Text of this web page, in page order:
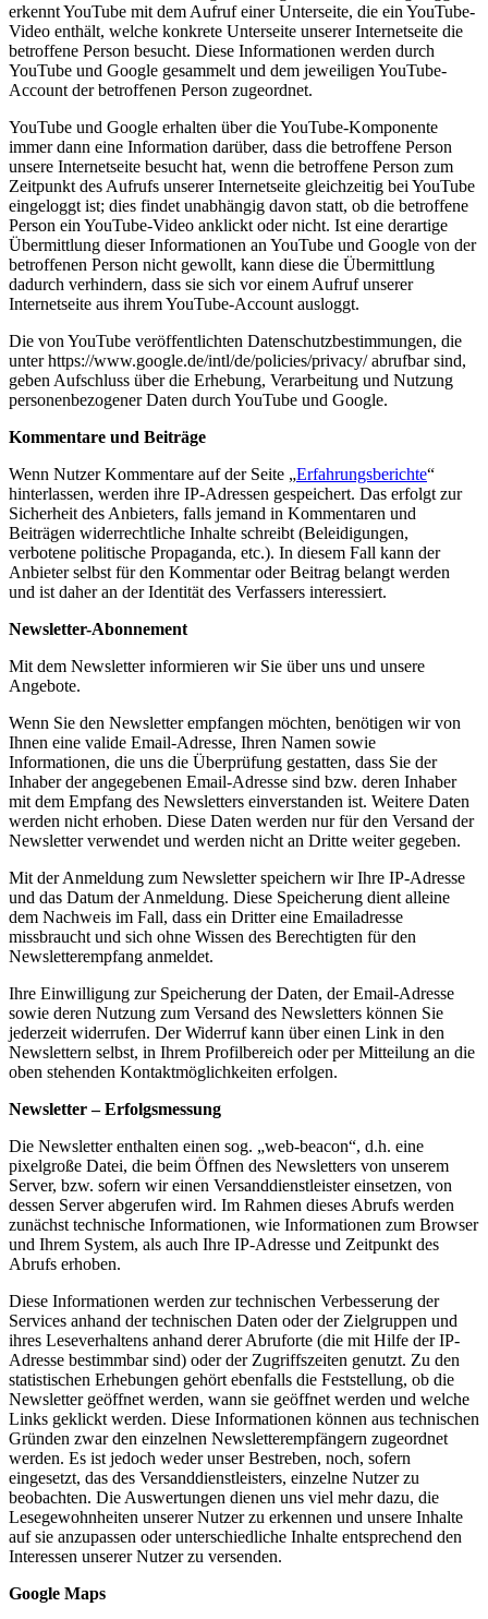
erkennt YouTube mit dem Aufruf einer Unterseite, die ein YouTube-
Video enthält, welche konkrete Unterseite unserer Internetseite die
betroffene Person besucht. Diese Informationen werden durch
YouTube und Google gesammelt und dem jeweiligen YouTube-
Account der betroffenen Person zugeordnet.
YouTube und Google erhalten über die YouTube-Komponente
immer dann eine Information darüber, dass die betroffene Person
unsere Internetseite besucht hat, wenn die betroffene Person zum
Zeitpunkt des Aufrufs unserer Internetseite gleichzeitig bei YouTube
eingeloggt ist; dies findet unabhängig davon statt, ob die betroffene
Person ein YouTube-Video anklickt oder nicht. Ist eine derartige
Übermittlung dieser Informationen an YouTube und Google von der
betroffenen Person nicht gewollt, kann diese die Übermittlung
dadurch verhindern, dass sie sich vor einem Aufruf unserer
Internetseite aus ihrem YouTube-Account ausloggt.
Die von YouTube veröffentlichten Datenschutzbestimmungen, die
unter https://www.google.de/intl/de/policies/privacy/ abrufbar sind,
geben Aufschluss über die Erhebung, Verarbeitung und Nutzung
personenbezogener Daten durch YouTube und Google.
Kommentare und Beiträge
Wenn Nutzer Kommentare auf der Seite „Erfahrungsberichte“
hinterlassen, werden ihre IP-Adressen gespeichert. Das erfolgt zur
Sicherheit des Anbieters, falls jemand in Kommentaren und
Beiträgen widerrechtliche Inhalte schreibt (Beleidigungen,
verbotene politische Propaganda, etc.). In diesem Fall kann der
Anbieter selbst für den Kommentar oder Beitrag belangt werden
und ist daher an der Identität des Verfassers interessiert.
Newsletter-Abonnement
Mit dem Newsletter informieren wir Sie über uns und unsere
Angebote.
Wenn Sie den Newsletter empfangen möchten, benötigen wir von
Ihnen eine valide Email-Adresse, Ihren Namen sowie
Informationen, die uns die Überprüfung gestatten, dass Sie der
Inhaber der angegebenen Email-Adresse sind bzw. deren Inhaber
mit dem Empfang des Newsletters einverstanden ist. Weitere Daten
werden nicht erhoben. Diese Daten werden nur für den Versand der
Newsletter verwendet und werden nicht an Dritte weiter gegeben.
Mit der Anmeldung zum Newsletter speichern wir Ihre IP-Adresse
und das Datum der Anmeldung. Diese Speicherung dient alleine
dem Nachweis im Fall, dass ein Dritter eine Emailadresse
missbraucht und sich ohne Wissen des Berechtigten für den
Newsletterempfang anmeldet.
Ihre Einwilligung zur Speicherung der Daten, der Email-Adresse
sowie deren Nutzung zum Versand des Newsletters können Sie
jederzeit widerrufen. Der Widerruf kann über einen Link in den
Newslettern selbst, in Ihrem Profilbereich oder per Mitteilung an die
oben stehenden Kontaktmöglichkeiten erfolgen.
Newsletter – Erfolgsmessung
Die Newsletter enthalten einen sog. „web-beacon“, d.h. eine
pixelgroße Datei, die beim Öffnen des Newsletters von unserem
Server, bzw. sofern wir einen Versanddienstleister einsetzen, von
dessen Server abgerufen wird. Im Rahmen dieses Abrufs werden
zunächst technische Informationen, wie Informationen zum Browser
und Ihrem System, als auch Ihre IP-Adresse und Zeitpunkt des
Abrufs erhoben.
Diese Informationen werden zur technischen Verbesserung der
Services anhand der technischen Daten oder der Zielgruppen und
ihres Leseverhaltens anhand derer Abruforte (die mit Hilfe der IP-
Adresse bestimmbar sind) oder der Zugriffszeiten genutzt. Zu den
statistischen Erhebungen gehört ebenfalls die Feststellung, ob die
Newsletter geöffnet werden, wann sie geöffnet werden und welche
Links geklickt werden. Diese Informationen können aus technischen
Gründen zwar den einzelnen Newsletterempfängern zugeordnet
werden. Es ist jedoch weder unser Bestreben, noch, sofern
eingesetzt, das des Versanddienstleisters, einzelne Nutzer zu
beobachten. Die Auswertungen dienen uns viel mehr dazu, die
Lesegewohnheiten unserer Nutzer zu erkennen und unsere Inhalte
auf sie anzupassen oder unterschiedliche Inhalte entsprechend den
Interessen unserer Nutzer zu versenden.
Google Maps